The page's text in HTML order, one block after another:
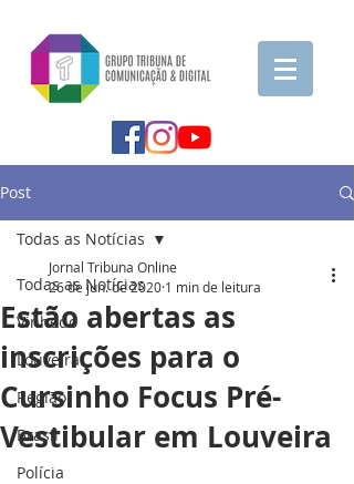
Post
Todas as Notícias
Vinhedo
Louveira
Região
Brasil
Polícia
Todas as Notícias
Estão abertas as
inscrições para o
Cursinho Focus Pré-
Vestibular em Louveira
Jornal Tribuna Online
26 de jun. de 2020 1 min de leitura